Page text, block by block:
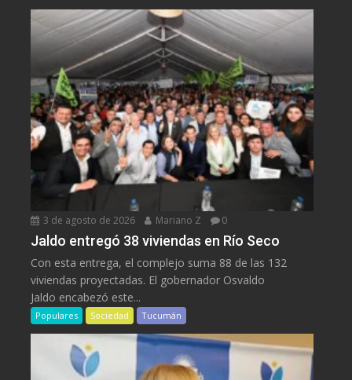
3 de agosto de 2026 Mariano Z 0
Jaldo entregó 38 viviendas en Río Seco
Con esta entrega, el complejo suma 88 de las 132
viviendas proyectadas. El gobernador Osvaldo
Jaldo encabezó este...
Populares Sociedad Tucumán